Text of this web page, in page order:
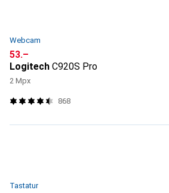
Webcam
CHF
53.–
Logitech C920S Pro
2 Mpx
868
Tastatur